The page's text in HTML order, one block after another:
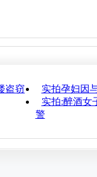
盗窃
实拍孕妇因
实拍:醉酒女
警